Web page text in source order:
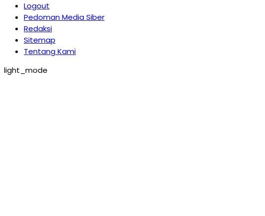
Logout
Pedoman Media Siber
Redaksi
Sitemap
Tentang Kami
light_mode